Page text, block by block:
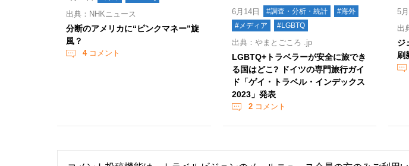
出典：NHKニュース
分断のアメリカに“ピンクマネー”旋
風？
4コメント
6月14日 #調査・分析・統計
#海外
#メディア
#LGBTQ
出典：やまとごころ .jp
LGBTQ+トラベラーが安全に旅でき
る国はどこ? ドイツの専門旅行ガイ
ド「ゲイ・トラベル・インデックス
2023」発表
2コメント
5
出
ジ
刷